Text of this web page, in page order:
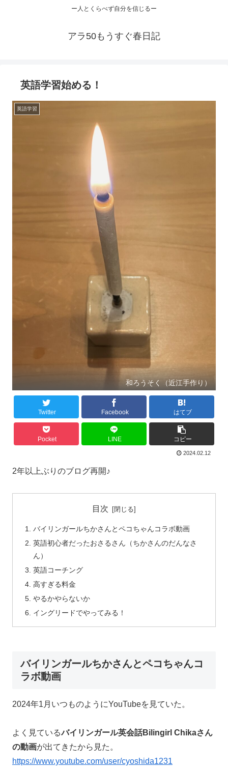
ー人とくらべず自分を信じるー
アラ50もうすぐ春日記
英語学習始める！
英語学習
和ろうそく（近江手作り）
Twitter Facebook はてブ
Pocket LINE コピー
2024.02.12
2年以上ぶりのブログ再開♪
目次
バイリンガールちかさんとペコちゃんコラボ動画
英語初心者だったおさるさん（ちかさんのだんなさ
ん）
英語コーチング
高すぎる料金
やるかやらないか
イングリードでやってみる！
バイリンガールちかさんとペコちゃんコ
ラボ動画
2024年1月いつものようにYouTubeを見ていた。
よく見ているバイリンガール英会話Bilingirl Chikaさん
の動画が出てきたから見た。
https://www.youtube.com/user/cyoshida1231